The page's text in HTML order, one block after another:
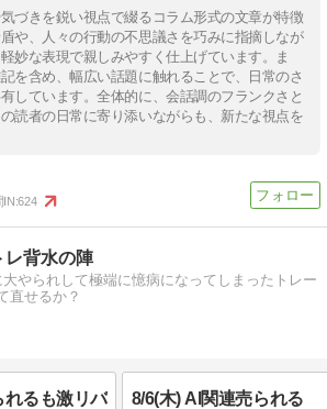
づきを鋭い視点で綴るコラム形式の文章が特徴
や、人々の行動の不思議さを巧みに指摘しなが
妙な表現で親しみやすく仕上げています。ま
を含め、幅広い話題に触れることで、日常のさ
しています。全体的に、会話調のフランクさと
読者の日常に寄り添いながらも、新たな視点を
IN:624
レ背水の陣
やられして極端に憶病になってしまったトレー
直せるか？
れるも激リバ 8/6(木) AI関連売られる